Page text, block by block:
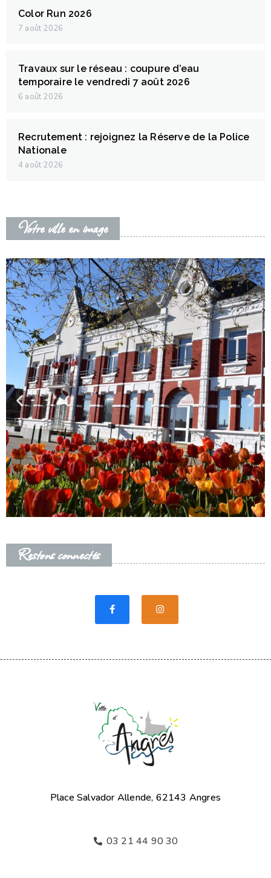
Color Run 2026
7 août 2026
Travaux sur le réseau : coupure d’eau
temporaire le vendredi 7 août 2026
6 août 2026
Recrutement : rejoignez la Réserve de la Police
Nationale
4 août 2026
Votre ville en image
Restons connectés
Place Salvador Allende, 62143 Angres
03 21 44 90 30